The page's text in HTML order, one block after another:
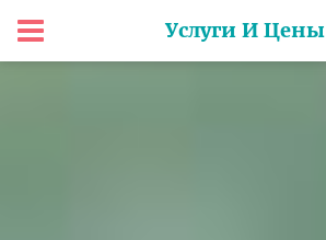
Услуги И Цены